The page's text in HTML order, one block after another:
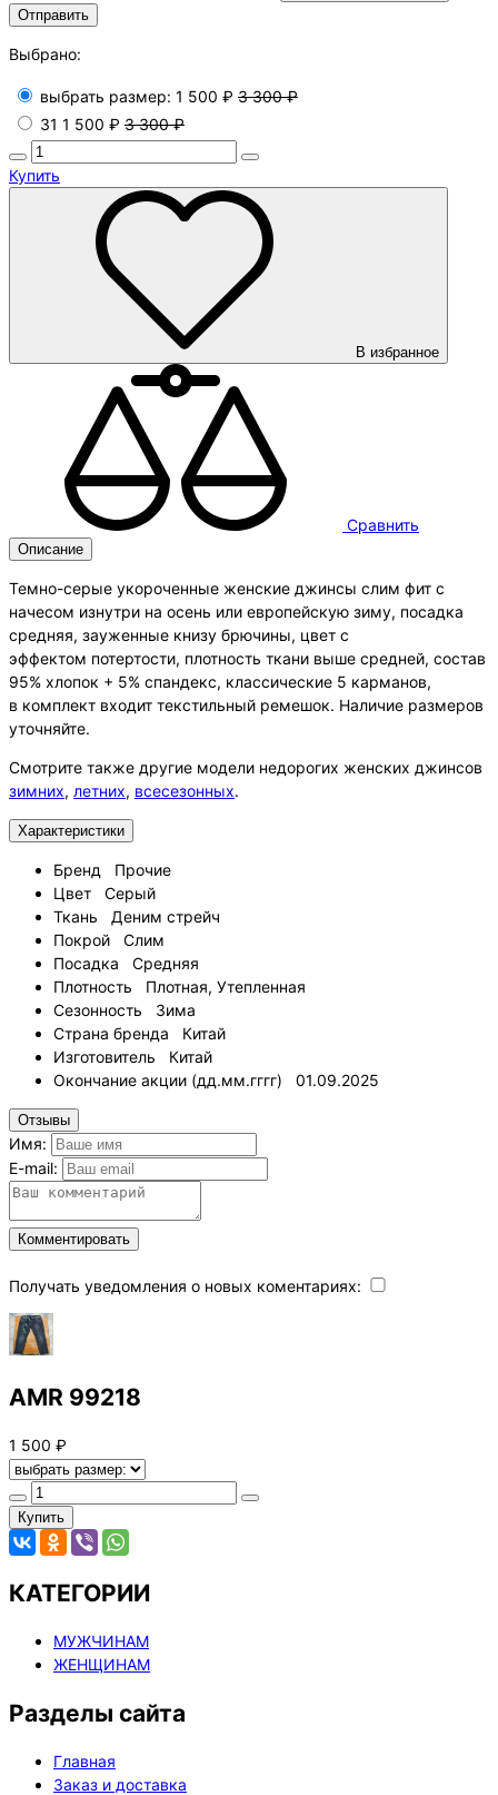
Выбрано:
выбрать размер: 1 500 ₽ 3 300 ₽
31 1 500 ₽ 3 300 ₽
Купить
В избранное
Сравнить
Описание
Темно-серые укороченные женские джинсы слим фит с
начесом изнутри на осень или европейскую зиму, посадка
средняя, зауженные книзу брючины, цвет с
эффектом потертости, плотность ткани выше средней, состав
95% хлопок + 5% спандекс, классические 5 карманов,
в комплект входит текстильный ремешок. Наличие размеров
уточняйте.
Смотрите также другие модели недорогих женских джинсов
зимних, летних, всесезонных.
Характеристики
Бренд
Прочие
Цвет
Серый
Ткань
Деним стрейч
Покрой
Слим
Посадка
Средняя
Плотность
Плотная, Утепленная
Сезонность
Зима
Страна бренда
Китай
Изготовитель
Китай
Окончание акции (дд.мм.гггг)
01.09.2025
Отзывы
Имя:
E-mail:
Комментировать
Получать уведомления о новых коментариях:
AMR 99218
1 500 ₽
Купить
КАТЕГОРИИ
МУЖЧИНАМ
ЖЕНЩИНАМ
Разделы сайта
Главная
Заказ и доставка